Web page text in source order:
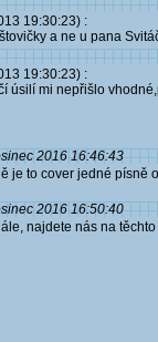
19:30:23) :
a ne u pana
19:30:23) :
úsilí mi nepřišlo
2016 16:46:43
je to cover jedné písně
2016 16:50:40
najdete nás na